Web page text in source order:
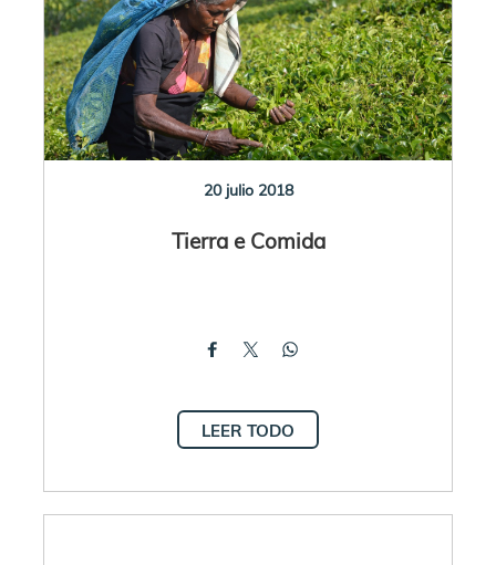
20 julio 2018
Tierra e Comida
LEER TODO